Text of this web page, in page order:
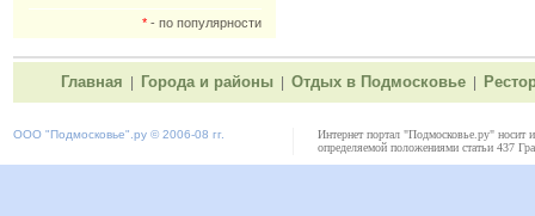
*- по популярности
Главная Города и районы Отдых в Подмосковье
ООО "Подмосковье" .ру © 2006-08 гг.
Интернет портал "Подмосковье.ру" носит
определяемой положениями статьи 437